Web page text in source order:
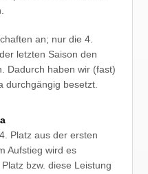
an; nur die 4.
letzten Saison den
Dadurch haben wir (fast)
durchgängig besetzt.
Platz aus der ersten
Aufstieg wird es
bzw. diese Leistung